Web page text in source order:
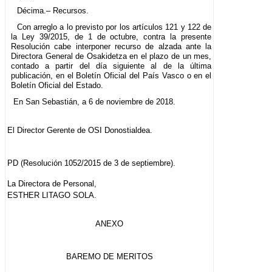
Décima.– Recursos.
Con arreglo a lo previsto por los artículos 121 y 122 de
la Ley 39/2015, de 1 de octubre, contra la presente
Resolución cabe interponer recurso de alzada ante la
Directora General de Osakidetza en el plazo de un mes,
contado a partir del día siguiente al de la última
publicación, en el Boletín Oficial del País Vasco o en el
Boletín Oficial del Estado.
En San Sebastián, a 6 de noviembre de 2018.
El Director Gerente de OSI Donostialdea.
PD (Resolución 1052/2015 de 3 de septiembre).
La Directora de Personal,
ESTHER LITAGO SOLA.
ANEXO
BAREMO DE MERITOS